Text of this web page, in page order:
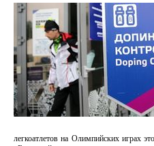
легкоатлетов на Олимпийских играх